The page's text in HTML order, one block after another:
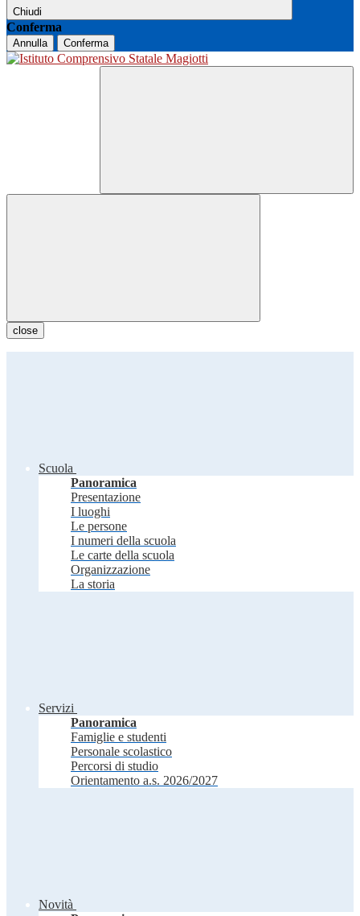
Chiudi
Conferma
Annulla Conferma
close
Scuola
Panoramica
Presentazione
I luoghi
Le persone
I numeri della scuola
Le carte della scuola
Organizzazione
La storia
Servizi
Panoramica
Famiglie e studenti
Personale scolastico
Percorsi di studio
Orientamento a.s. 2026/2027
Novità